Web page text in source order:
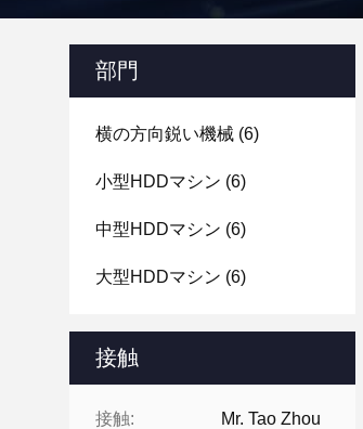
部門
横の方向鋭い機械 (6)
小型HDDマシン (6)
中型HDDマシン (6)
大型HDDマシン (6)
接触
接触: Mr. Tao Zhou